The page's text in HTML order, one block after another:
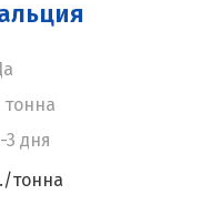
тонна
3 дня
тонна